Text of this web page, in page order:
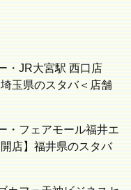
・JR大宮駅 西口店
玉県のスタバ＜店舗
・フェアモール福井エ
店】福井県のスタバ